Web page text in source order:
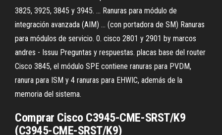
3825, 3925, 3845 y 3945. ... Ranuras para módulo de
integración avanzada (AIM) ... (con portadora de SM) Ranuras
para módulos de servicio. 0. cisco 2801 y 2901 by marcos
andres - Issuu Preguntas y respuestas. placas base del router
Cisco 3845, el módulo SPE contiene ranuras para PVDM,
ranura para ISM y 4 ranuras para EHWIC, además de la
memoria del sistema.
Comprar CiscoC3945-CME-SRST/K9
(C3945-CME-SRST/K9)